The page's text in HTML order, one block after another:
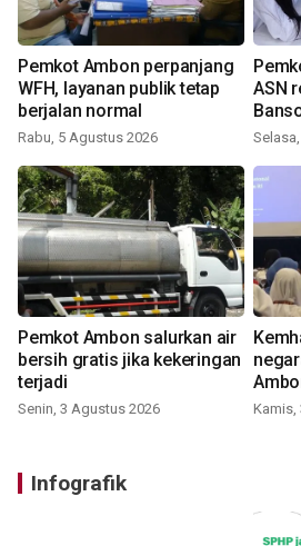
Pemkot Ambon perpanjang
WFH, layanan publik tetap
berjalan normal
Rabu, 5 Agustus 2026
ASN
Pemkot Ambon salurkan air
bersih gratis jika kekeringan
terjadi
Senin, 3 Agustus 2026 Kamis,
Infografik